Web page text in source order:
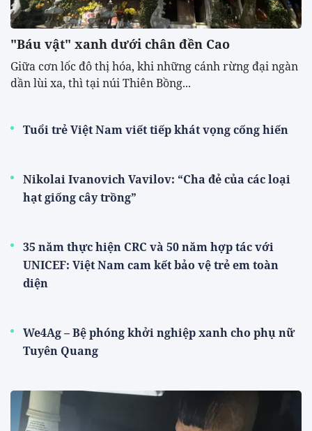
"Báu vật" xanh dưới chân đền Cao
​Giữa cơn lốc đô thị hóa, khi những cánh rừng đại ngàn
dần lùi xa, thì tại núi Thiên Bồng...
Tuổi trẻ Việt Nam viết tiếp khát vọng cống hiến
Nikolai Ivanovich Vavilov: “Cha đẻ của các loại
hạt giống cây trồng”
35 năm thực hiện CRC và 50 năm hợp tác với
UNICEF: Việt Nam cam kết bảo vệ trẻ em toàn
diện
We4Ag – Bệ phóng khởi nghiệp xanh cho phụ nữ
Tuyên Quang